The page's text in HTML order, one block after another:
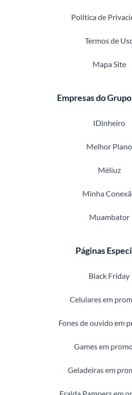
Política de
Termos de
Mapa Site
Empresas do
IDinheiro
Melhor Plano
Méliuz
Minha
Muambator
Páginas
Black Friday
Celulares em
Fones de ouvido em
Games em
Geladeiras em